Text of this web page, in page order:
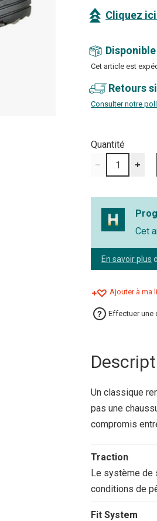
Cliquez
Cet article est
Retours
Consulter notre
Quantité
Cet
En savoir plus
Ajouter à ma
Effectuer une
Un classique
pas une
compromis
Traction
Le système de
conditions de
Fit System